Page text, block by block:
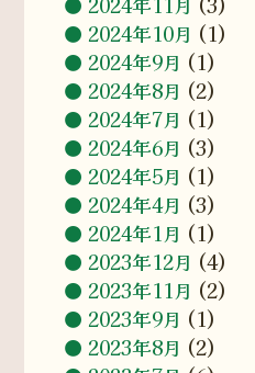
2024年10月 (1)
2024年9月 (1)
2024年8月 (2)
2024年7月 (1)
2024年6月 (3)
2024年5月 (1)
2024年4月 (3)
2024年1月 (1)
2023年12月 (4)
2023年11月 (2)
2023年9月 (1)
2023年8月 (2)